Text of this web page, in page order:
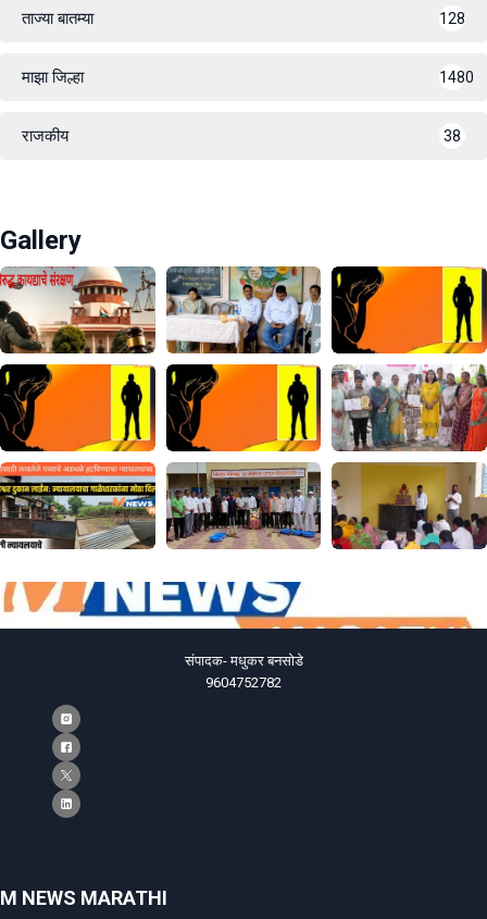
ताज्या बातम्या 128
माझा जिल्हा 1480
राजकीय 38
Gallery
संपादक- मधुकर बनसोडे
9604752782
M NEWS MARATHI